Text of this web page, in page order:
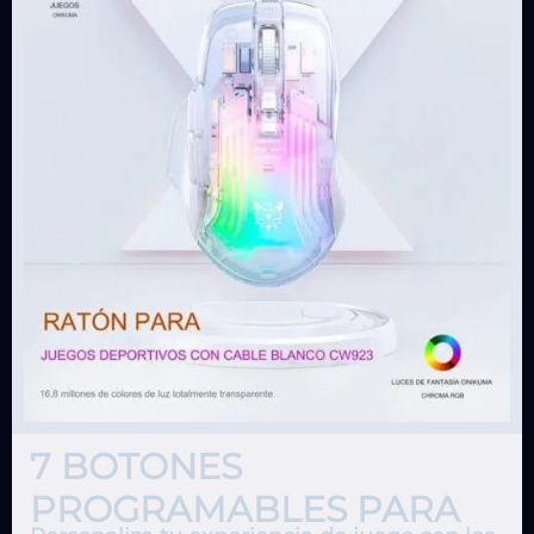
7 BOTONES
PROGRAMABLES PARA